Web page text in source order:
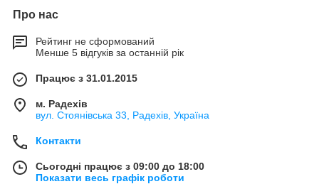
Про нас
Рейтинг не сформований
Менше 5 відгуків за останній рік
Працює з 31.01.2015
м. Радехів
вул. Стоянівська 33, Радехів, Україна
Контакти
Сьогодні працює з 09:00 до 18:00
Показати весь графік роботи